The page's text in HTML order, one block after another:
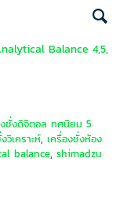
Balance 4,5,
งชั่งดิจิตอล ทศนิยม 5
วิเคราะห์, เครื่องชั่งห้อง
balance, shimadzu